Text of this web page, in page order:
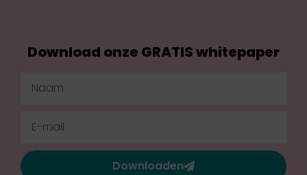
Download onze GRATIS whitepaper
Downloaden